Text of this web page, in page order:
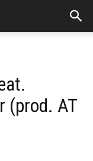
(prod. AT